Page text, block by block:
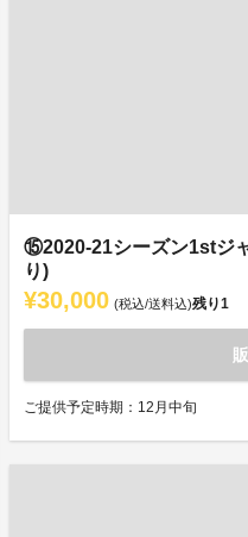
⑮2020-21シーズン1stジ
り)
¥30,000 (税込/送料込)残り1
ご提供予定時期：12月中旬